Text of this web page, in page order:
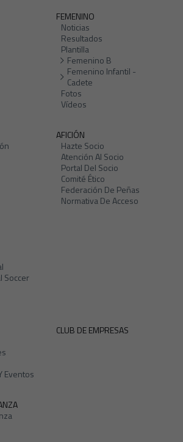
FEMENINO
Noticias
Resultados
Plantilla
Femenino B
Femenino Infantil -
Cadete
Fotos
Vídeos
Soccer
AFICIÓN
Hazte Socio
Atención Al Socio
Portal Del Socio
Comité Ético
Federación De Peñas
Normativa De Acceso
Eventos
CLUB DE EMPRESAS